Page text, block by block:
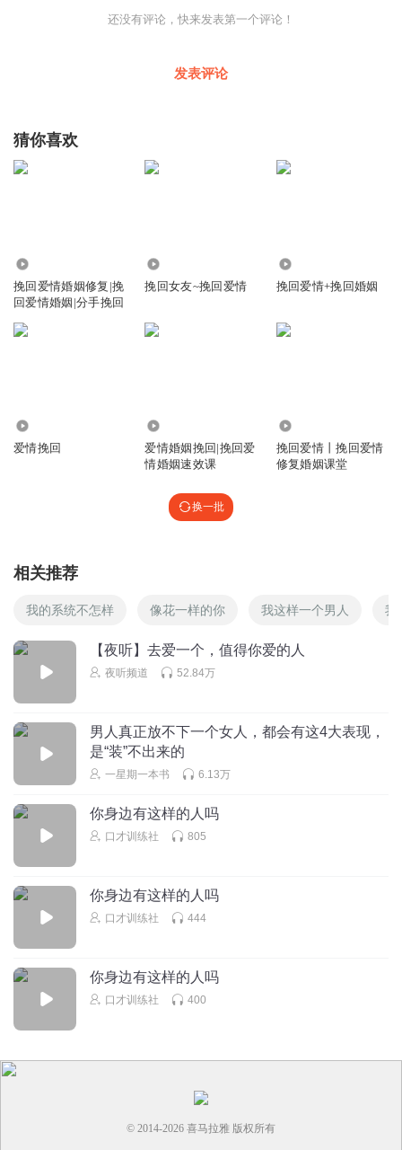
还没有评论，快来发表第一个评论！
发表评论
猜你喜欢
挽回爱情婚姻修复|挽
回爱情婚姻|分手挽回
挽回女友~挽回爱情 挽回爱情+挽回婚姻
爱情挽回
爱情婚姻挽回|挽回爱
情婚姻速效课
挽回爱情丨挽回爱情
修复婚姻课堂
换一批
相关推荐
我的系统不怎样 像花一样的你 我这样一个男人 我
【夜听】去爱一个，值得你爱的人
夜听频道 52.84万
男人真正放不下一个女人，都会有这4大表现，
是“装”不出来的
一星期一本书 6.13万
你身边有这样的人吗
口才训练社 805
你身边有这样的人吗
口才训练社 444
你身边有这样的人吗
口才训练社 400
© 2014-2026 喜马拉雅 版权所有